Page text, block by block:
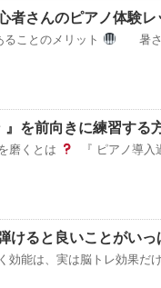
者さんのピアノ体験レ
ことのメリット 暑さ
』を前向きに練習する
磨くとは 『 ピアノ導入
けると良いことがい
効能は、実は脳トレ効果だ